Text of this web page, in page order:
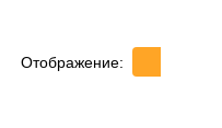
Отображение: